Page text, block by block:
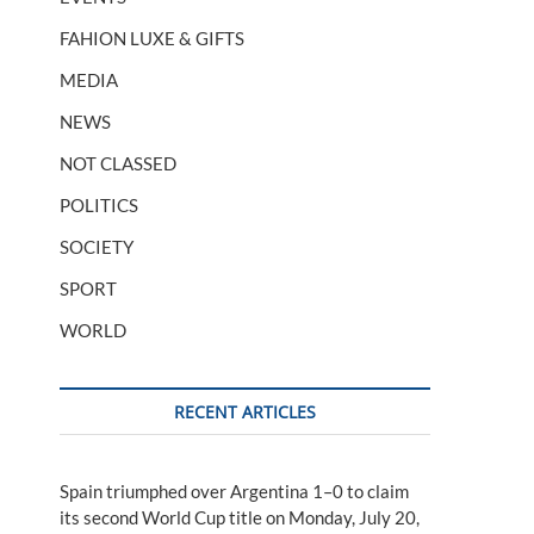
FAHION LUXE & GIFTS
MEDIA
NEWS
NOT CLASSED
POLITICS
SOCIETY
SPORT
WORLD
RECENT ARTICLES
Spain triumphed over Argentina 1–0 to claim
its second World Cup title on Monday, July 20,